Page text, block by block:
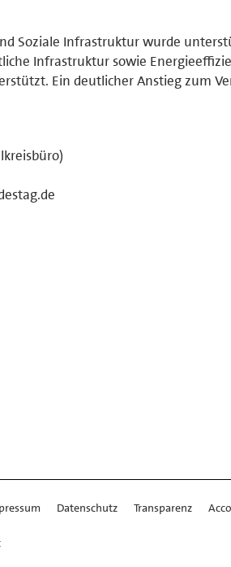
Soziale Infrastruktur wurde
Infrastruktur sowie
Ein deutlicher Anstieg zum
Datenschutz Transparenz